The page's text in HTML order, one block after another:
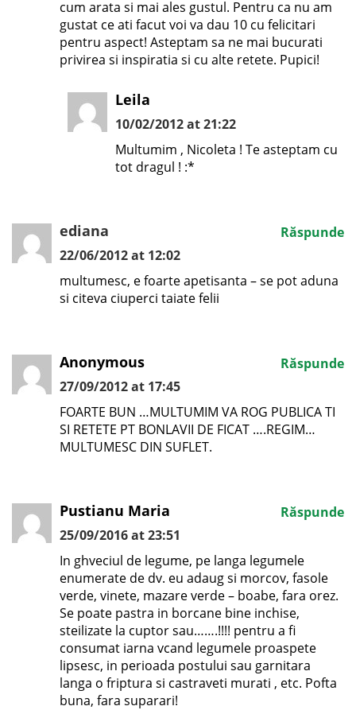
cum arata si mai ales gustul. Pentru ca nu am
gustat ce ati facut voi va dau 10 cu felicitari
pentru aspect! Asteptam sa ne mai bucurati
privirea si inspiratia si cu alte retete. Pupici!
Leila
10/02/2012 at 21:22
Multumim , Nicoleta ! Te asteptam cu
tot dragul ! :*
ediana
22/06/2012 at 12:02
multumesc, e foarte apetisanta – se pot aduna
si citeva ciuperci taiate felii
Răspunde
Anonymous
27/09/2012 at 17:45
FOARTE BUN …MULTUMIM VA ROG PUBLICA TI
SI RETETE PT BONLAVII DE FICAT ….REGIM…
MULTUMESC DIN SUFLET.
Răspunde
Pustianu Maria
25/09/2016 at 23:51
In ghveciul de legume, pe langa legumele
enumerate de dv. eu adaug si morcov, fasole
verde, vinete, mazare verde – boabe, fara orez.
Se poate pastra in borcane bine inchise,
steilizate la cuptor sau…….!!!! pentru a fi
consumat iarna vcand legumele proaspete
lipsesc, in perioada postului sau garnitara
langa o friptura si castraveti murati , etc. Pofta
buna, fara suparari!
Răspunde